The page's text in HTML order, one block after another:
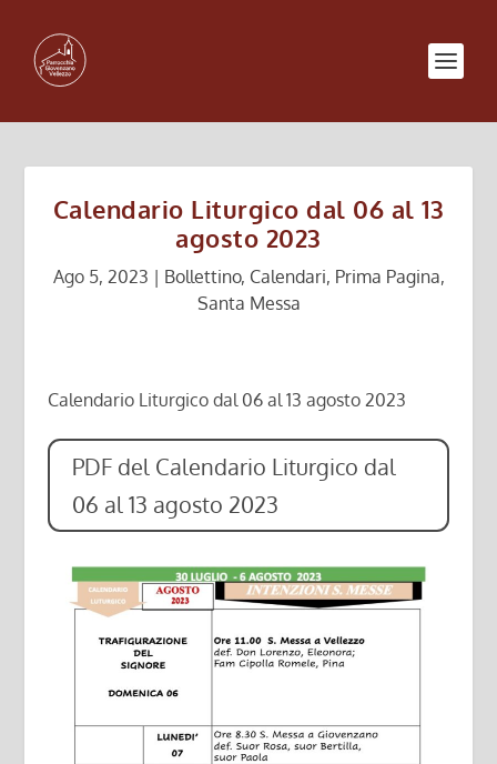
Calendario Liturgico dal 06 al 13
agosto 2023
Ago 5, 2023 | Bollettino, Calendari, Prima Pagina,
Santa Messa
Calendario Liturgico dal 06 al 13 agosto 2023
PDF del Calendario Liturgico dal
06 al 13 agosto 2023